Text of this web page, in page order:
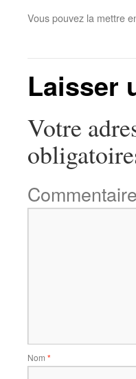
Vous pouvez la mettre
Laisser
Votre
Commentaire
Nom *